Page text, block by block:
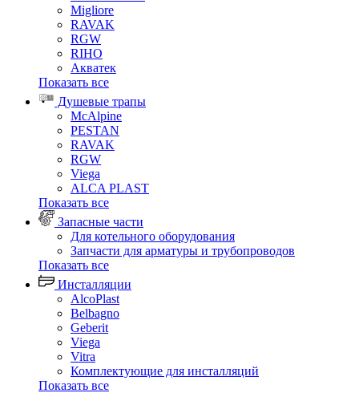
Migliore
RAVAK
RGW
RIHO
Акватек
Показать все
Душевые трапы
McAlpine
PESTAN
RAVAK
RGW
Viega
АLCA PLAST
Показать все
Запасные части
Для котельного оборудования
Запчасти для арматуры и трубопроводов
Показать все
Инсталляции
AlcoPlast
Belbagno
Geberit
Viega
Vitra
Комплектующие для инсталляций
Показать все